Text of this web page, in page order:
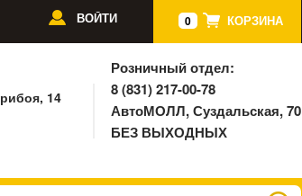
0 КОРЗИНА
ВОЙТИ
14
Розничный отдел:
8 (831) 217-00-78
АвтоМОЛЛ, Суздальская, 70
БЕЗ ВЫХОДНЫХ